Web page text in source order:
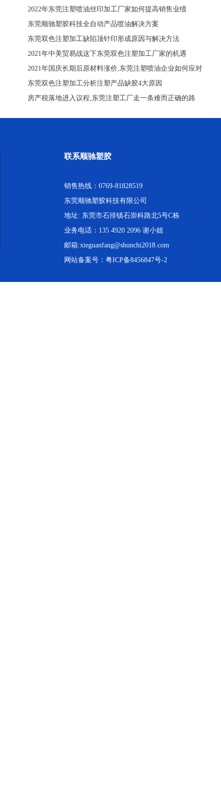
2022年东莞注塑喷油丝印加工厂家如何提高销售业绩
东莞顺驰塑胶科技全自动产品喷油解决方案
东莞双色注塑加工缺陷顶针印形成原因与解决方法
2021年中美贸易战这下东莞双色注塑加工厂家的机遇
2021年国庆长期后原材料涨价,东莞注塑喷油企业如何应对
东莞双色注塑加工分析注塑产品缺胶4大原因
房产税落地进入议程,东莞注塑工厂走一条难而正确的路
联系顺驰塑胶
销售热线：0769-81828519
东莞顺驰塑胶科技有限公司
地址: 东莞市石排镇石崇科路北5号C栋
业务电话：135 4920 2096 谢小姐
邮箱:xieguanfang@shunchi2018.com
网站备案号： 粤ICP备8456847号-2